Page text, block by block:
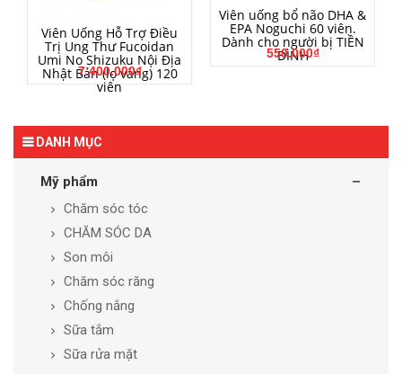
MUA HÀNG
Viên Uống Hỗ Trợ Điều
Trị Ung Thư Fucoidan
Umi No Shizuku Nội Địa
Nhật Bản (lọ vàng) 120
viên
7.400.000₫
MUA HÀNG
Viên uống bổ não DHA &
EPA Noguchi 60 viên.
Dành cho người bị TIỀN
ĐÌNH
550.000₫
DANH MỤC
Mỹ phẩm
Chăm sóc tóc
CHĂM SÓC DA
Son môi
Chăm sóc răng
Chống nắng
Sữa tắm
Sữa rửa mặt